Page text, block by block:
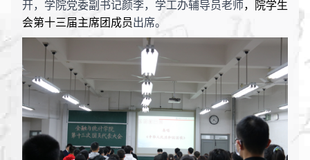
开，学院党委副书记颜李，学工办辅导员老师，院学生
会第十三届主席团成员出席。